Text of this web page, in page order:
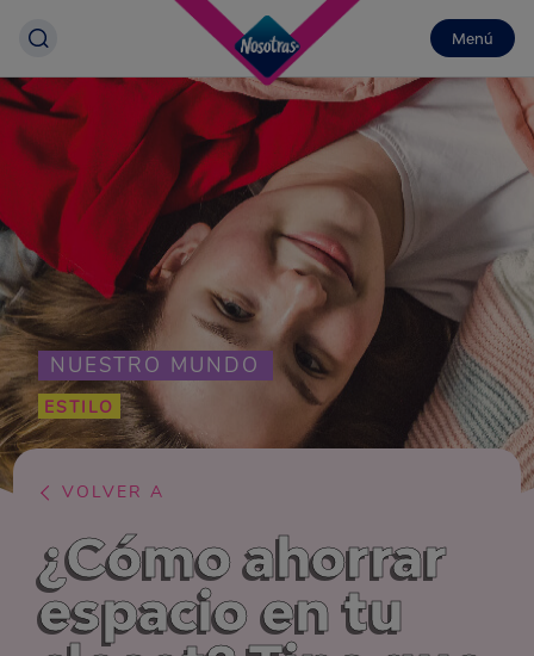
Menú
NUESTRO MUNDO
ESTILO
VOLVER A
¿Cómo ahorrar
espacio en tu